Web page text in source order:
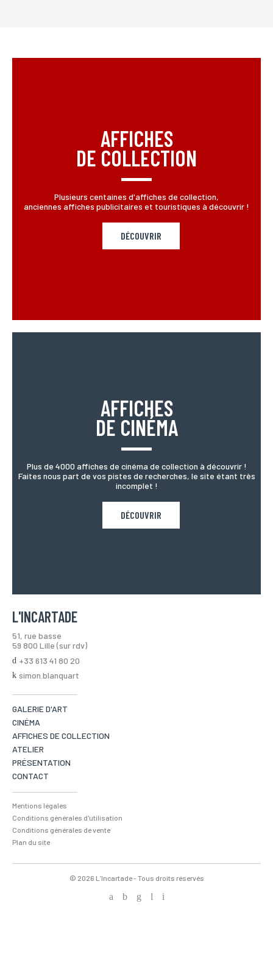
AFFICHES
DE COLLECTION
Plusieurs centaines d'affiches de collection,
anciennes affiches publicitaires et touristiques à découvrir !
DÉCOUVRIR
AFFICHES
DE CINÉMA
Plus de 4000 affiches de cinéma de collection à découvrir !
Faites nous part de vos pistes de recherches, le site étant très
incomplet !
DÉCOUVRIR
L'INCARTADE
51, rue basse
59 800 Lille (sur rdv)
+33 613 41 80 20
simon.blanquart
GALERIE D'ART
CINÉMA
AFFICHES DE COLLECTION
ATELIER
PRÉSENTATION
CONTACT
Mentions légales
Conditions générales d'utilisation
Conditions générales de vente
Plan du site
© 2026 L’Incartade - Tous droits réservés